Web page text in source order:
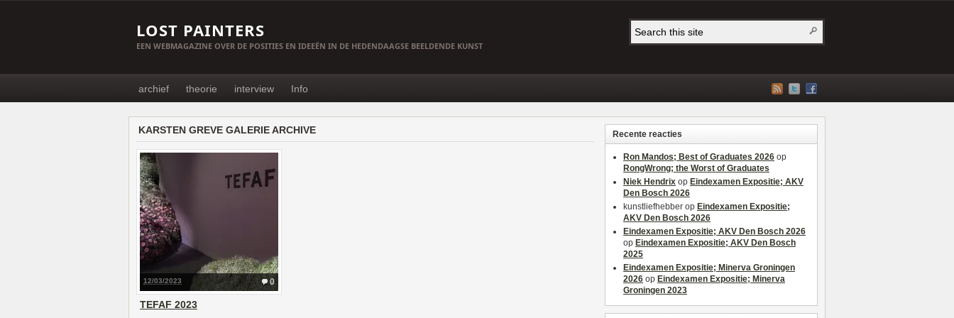
LOST PAINTERS
EEN WEBMAGAZINE OVER DE POSITIES EN IDEEËN IN DE HEDENDAAGSE BEELDENDE KUNST
archief theorie interview Info
KARSTEN GREVE GALERIE ARCHIVE
0
12/03/2023
TEFAF 2023
Recente reacties
Ron Mandos; Best of Graduates 2026 op
RongWrong; the Worst of Graduates
Niek Hendrix op Eindexamen Expositie; AKV
Den Bosch 2026
kunstliefhebber op Eindexamen Expositie;
AKV Den Bosch 2026
Eindexamen Expositie; AKV Den Bosch 2026
op Eindexamen Expositie; AKV Den Bosch
2025
Eindexamen Expositie; Minerva Groningen
2026 op Eindexamen Expositie; Minerva
Groningen 2023